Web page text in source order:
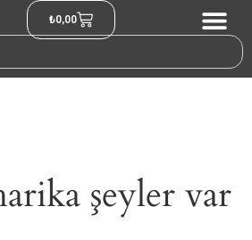
₺0,00
şeyler var